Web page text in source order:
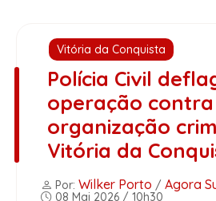
Vitória da Conquista
Polícia Civil
operação contra
organização
Vitória da
Por: Wilker Porto / Agora
08 Mai 2026 / 10h30